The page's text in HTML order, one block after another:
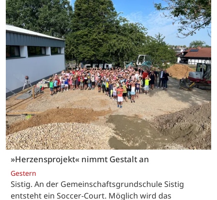
»Herzensprojekt« nimmt Gestalt an
Gestern
Sistig. An der Gemeinschaftsgrundschule Sistig
entsteht ein Soccer-Court. Möglich wird das